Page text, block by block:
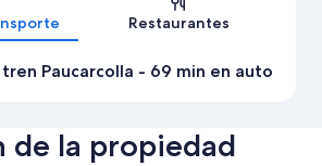
Restaurantes
Paucarcolla - 69 min en auto
de la propiedad